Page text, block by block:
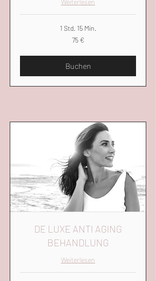
Weiterlesen
1 Std. 15 Min.
75 €
Buchen
DE LUXE ANTI AGING
BEHANDLUNG
Weiterlesen